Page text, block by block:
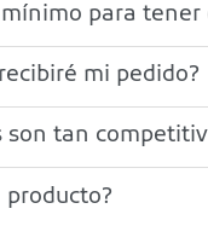
para
mi pedido?
son tan
producto?